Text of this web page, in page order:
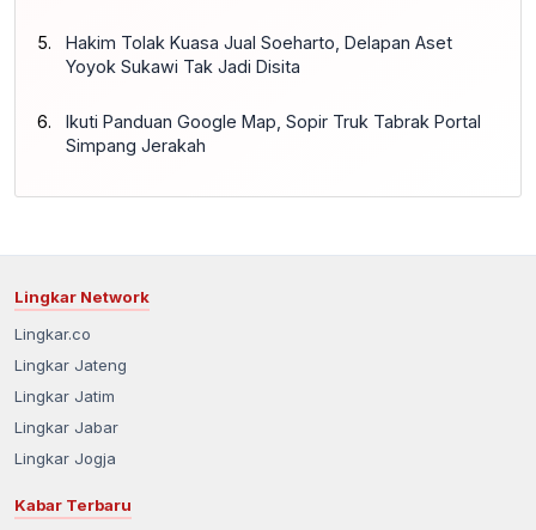
Hakim Tolak Kuasa Jual Soeharto, Delapan Aset
Yoyok Sukawi Tak Jadi Disita
Ikuti Panduan Google Map, Sopir Truk Tabrak Portal
Simpang Jerakah
Lingkar Network
Lingkar.co
Lingkar Jateng
Lingkar Jatim
Lingkar Jabar
Lingkar Jogja
Kabar Terbaru